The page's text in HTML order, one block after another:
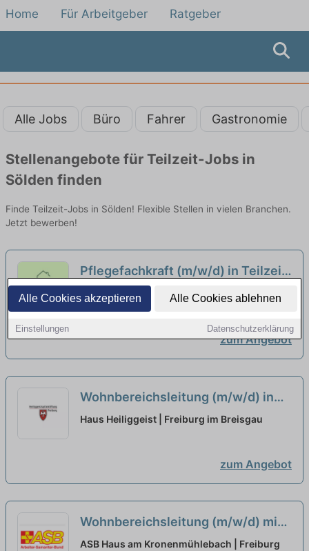
Alle Cookies akzeptieren Alle Cookies ablehnen
Einstellungen Datenschutzerklärung
Home Für Arbeitgeber Ratgeber
Alle Jobs Büro Fahrer Gastronomie
Stellenangebote für Teilzeit-Jobs in
Sölden finden
Finde Teilzeit-Jobs in Sölden! Flexible Stellen in vielen Branchen.
Jetzt bewerben!
Pflegefachkraft (m/w/d) in Teilzeit
(80%) - Werde Teil unseres Teams!
neu
Seniorenresidenz Erlenhof GmbH & Co. KG |
Freiburg im Breisgau
zum Angebot
Wohnbereichsleitung (m/w/d) in
Teilzeit - Wir suchen Zuwachs in
Haus Heiliggeist | Freiburg im Breisgau
zum Angebot
Wohnbereichsleitung (m/w/d) mit
Berufserfahrung in Teilzeit (75%) -
ASB Haus am Kronenmühlebach | Freiburg